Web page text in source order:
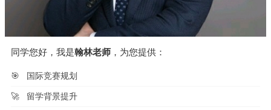
同学您好，我是翰林老师 ，为您提供：
🎯 国际竞赛规划
🚀 留学背景提升